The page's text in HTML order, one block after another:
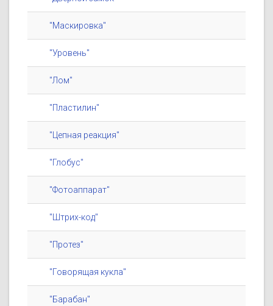
"Маскировка"
"Уровень"
"Лом"
"Пластилин"
"Цепная реакция"
"Глобус"
"Фотоаппарат"
"Штрих-код"
"Протез"
"Говорящая кукла"
"Барабан"